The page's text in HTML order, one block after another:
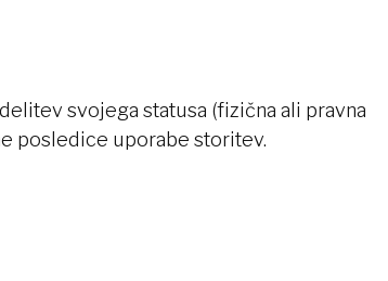
svojega statusa (fizična ali pravna
posledice uporabe storitev.